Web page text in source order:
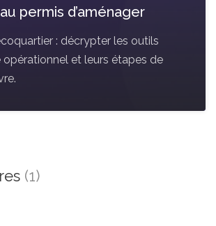
permis d’aménager
: décrypter les outils
opérationnel et leurs étapes de
(1)